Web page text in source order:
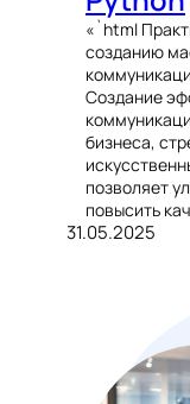
«`html
созданию
Создание
бизнеса,
позволяет
повысить
31.05.2025